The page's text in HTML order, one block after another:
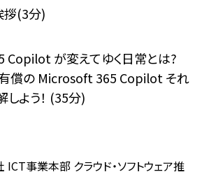
拶(3分)
Copilot が変えてゆく日常とは?
償の Microsoft 365 Copilot それ
よう！ (35分)
事業本部 クラウド・ソフトウェア推